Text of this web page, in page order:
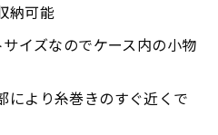
納可能
イズなのでケース内の小物
により糸巻きのすぐ近くで